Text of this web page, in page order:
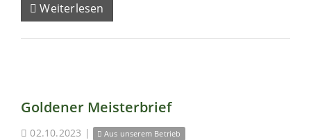
Weiterlesen
Goldener Meisterbrief
02.10.2023 | Aus unserem Betrieb